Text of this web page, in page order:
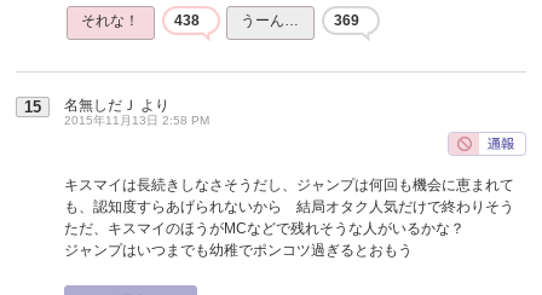
それな！ 438 うーん… 369
15 名無しだＪ より
2015年11月13日 2:58 PM
キスマイは長続きしなさそうだし、ジャンプは何回も機会に恵まれて
も、認知度すらあげられないから 結局オタク人気だけで終わりそう
ただ、キスマイのほうがMCなどで残れそうな人がいるかな？
ジャンプはいつまでも幼稚でポンコツ過ぎるとおもう